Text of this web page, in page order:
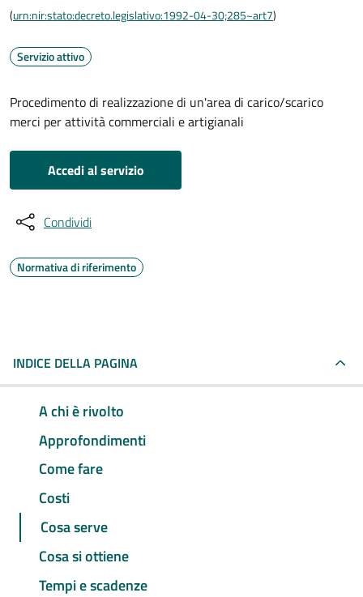
(urn:nir:stato:decreto.legislativo:1992-04-30;285~art7)
Servizio attivo
Procedimento di realizzazione di un'area di carico/scarico
merci per attività commerciali e artigianali
Accedi al servizio
Condividi
Normativa di riferimento
INDICE DELLA PAGINA
A chi è rivolto
Approfondimenti
Come fare
Costi
Cosa serve
Cosa si ottiene
Tempi e scadenze